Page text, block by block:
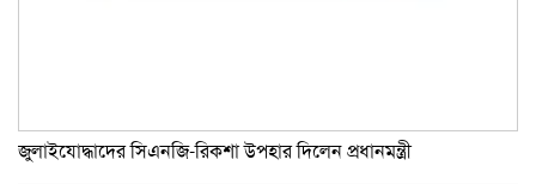
জুলাইযোদ্ধাদের সিএনজি-রিকশা উপহার দিলেন প্রধানমন্ত্রী